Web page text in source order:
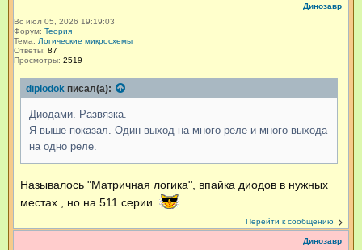
Динозавр
Вс июл 05, 2026 19:19:03
Форум: Теория
Тема: Логические микросхемы
Ответы: 87
Просмотры: 2519
diplodok писал(а):
Диодами. Развязка.
Я выше показал. Один выход на много реле и много выхода
на одно реле.
Называлось "Матричная логика", впайка диодов в нужных
местах , но на 511 серии.
Перейти к сообщению
Динозавр